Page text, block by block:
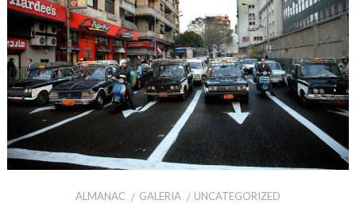
ALMANAC GALERIA UNCATEGORIZED